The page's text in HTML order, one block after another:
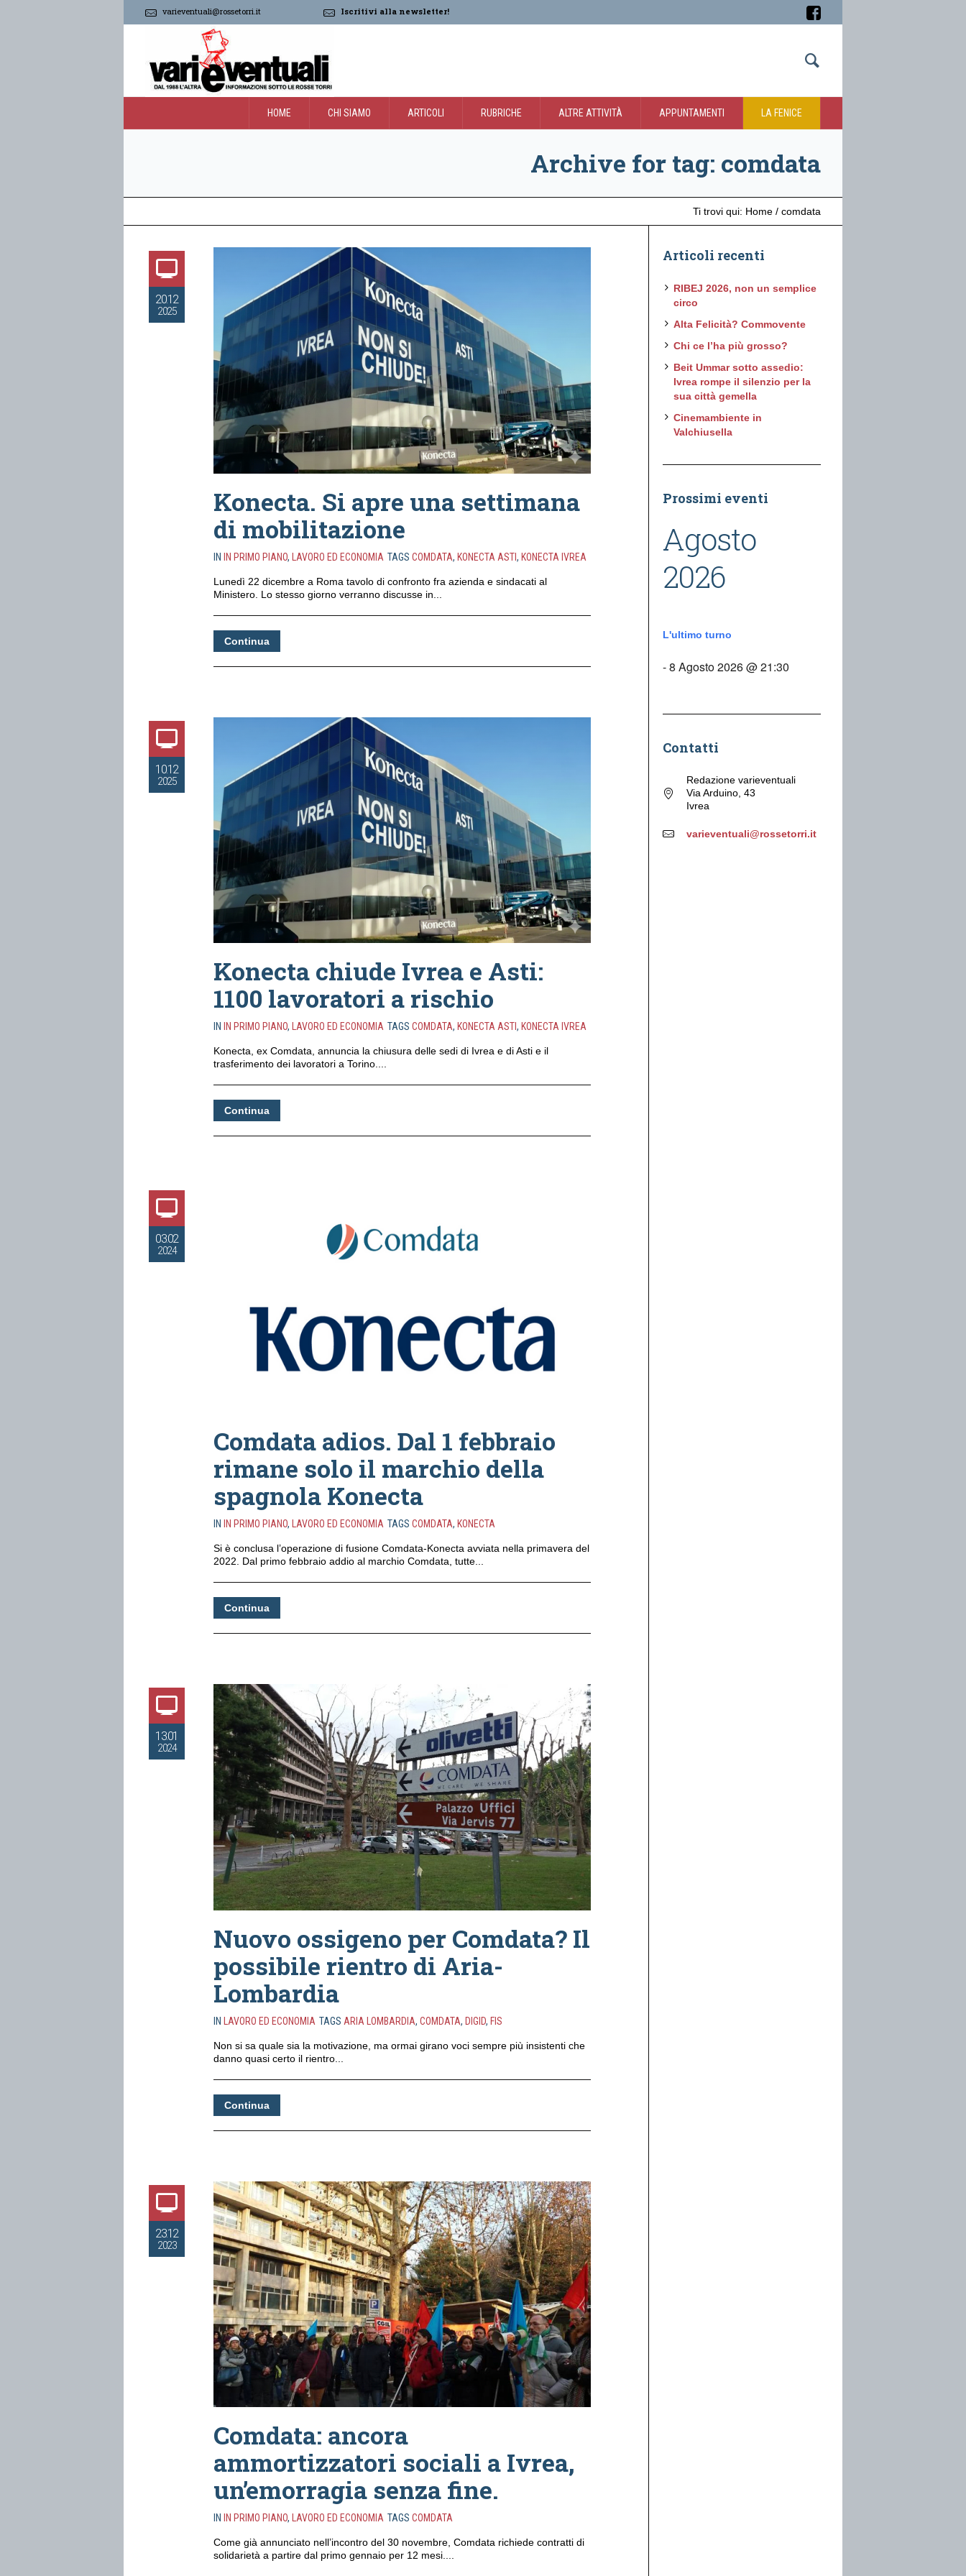
varieventuali@rossetorri.it Iscritivi alla newsletter!
HOME CHI SIAMO ARTICOLI RUBRICHE ALTRE ATTIVITÀ APPUNTAMENTI LA FENICE
Archive for tag: comdata
Ti trovi qui: Home / comdata
20.12
2025
Konecta. Si apre una settimana
di mobilitazione
IN IN PRIMO PIANO, LAVORO ED ECONOMIA TAGS COMDATA, KONECTA ASTI, KONECTA IVREA
Lunedì 22 dicembre a Roma tavolo di confronto fra azienda e sindacati al
Ministero. Lo stesso giorno verranno discusse in...
Continua
10.12
2025
Konecta chiude Ivrea e Asti:
1100 lavoratori a rischio
IN IN PRIMO PIANO, LAVORO ED ECONOMIA TAGS COMDATA, KONECTA ASTI, KONECTA IVREA
Konecta, ex Comdata, annuncia la chiusura delle sedi di Ivrea e di Asti e il
trasferimento dei lavoratori a Torino....
Continua
03.02
2024
Comdata adios. Dal 1 febbraio
rimane solo il marchio della
spagnola Konecta
IN IN PRIMO PIANO, LAVORO ED ECONOMIA TAGS COMDATA, KONECTA
Si è conclusa l’operazione di fusione Comdata-Konecta avviata nella primavera del
2022. Dal primo febbraio addio al marchio Comdata, tutte...
Continua
13.01
2024
Nuovo ossigeno per Comdata? Il
possibile rientro di Aria-
Lombardia
IN LAVORO ED ECONOMIA TAGS ARIA LOMBARDIA, COMDATA, DIGID, FIS
Non si sa quale sia la motivazione, ma ormai girano voci sempre più insistenti che
danno quasi certo il rientro...
Continua
23.12
2023
Comdata: ancora
ammortizzatori sociali a Ivrea,
un’emorragia senza fine.
IN IN PRIMO PIANO, LAVORO ED ECONOMIA TAGS COMDATA
Come già annunciato nell’incontro del 30 novembre, Comdata richiede contratti di
solidarietà a partire dal primo gennaio per 12 mesi....
Articoli recenti
RIBEJ 2026, non un semplice
circo
Alta Felicità? Commovente
Chi ce l’ha più grosso?
Beit Ummar sotto assedio:
Ivrea rompe il silenzio per la
sua città gemella
Cinemambiente in
Valchiusella
Prossimi eventi
Agosto
2026
L'ultimo turno
- 8 Agosto 2026 @ 21:30
Contatti
Redazione varieventuali
Via Arduino, 43
Ivrea
varieventuali@rossetorri.it